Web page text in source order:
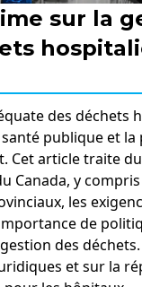
sur la
des déchets
publique et
Cet article traite
Canada, y
les
de
des
et sur la